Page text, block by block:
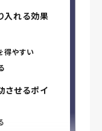
入れる効果
得やすい
させるポイ